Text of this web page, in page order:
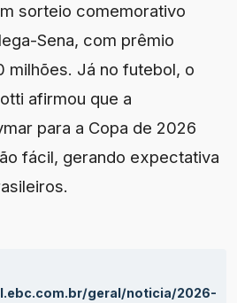
sorteio comemorativo
Sena, com prêmio
milhões. Já no futebol, o
afirmou que a
para a Copa de 2026
fácil, gerando expectativa
geral/noticia/2026-